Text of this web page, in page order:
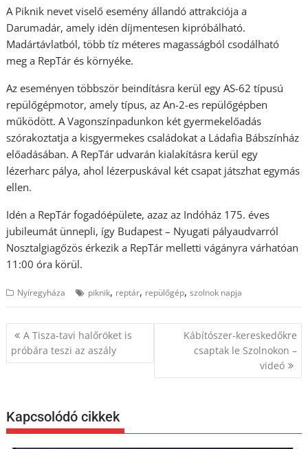
A Piknik nevet viselő esemény állandó attrakciója a
Darumadár, amely idén díjmentesen kipróbálható.
Madártávlatból, több tíz méteres magasságból csodálható
meg a RepTár és környéke.
Az eseményen többször beindításra kerül egy AS-62 típusú
repülőgépmotor, amely típus, az An-2-es repülőgépben
működött. A Vagonszínpadunkon két gyermekelőadás
szórakoztatja a kisgyermekes családokat a Ládafia Bábszínház
előadásában. A RepTár udvarán kialakításra kerül egy
lézerharc pálya, ahol lézerpuskával két csapat játszhat egymás
ellen.
Idén a RepTár fogadóépülete, azaz az Indóház 175. éves
jubileumát ünnepli, így Budapest – Nyugati pályaudvarról
Nosztalgiagőzös érkezik a RepTár melletti vágányra várhatóan
11:00 óra körül.
Nyíregyháza piknik, reptár, repülőgép,szolnok napja
Bejegyzés
navigáció
A Tisza-tavi halőröket is
próbára teszi az aszály
Kábítószer-kereskedőkre
csaptak le Szolnokon –
videó
Kapcsolódó cikkek